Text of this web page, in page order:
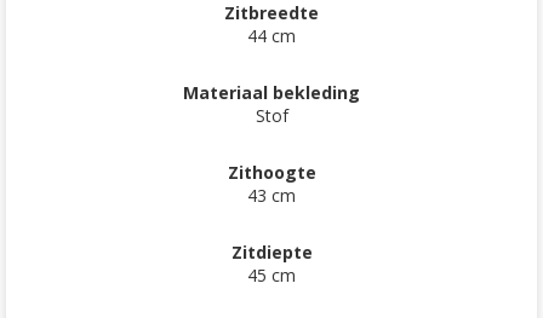
Zitbreedte
44 cm
Materiaal bekleding
Stof
Zithoogte
43 cm
Zitdiepte
45 cm